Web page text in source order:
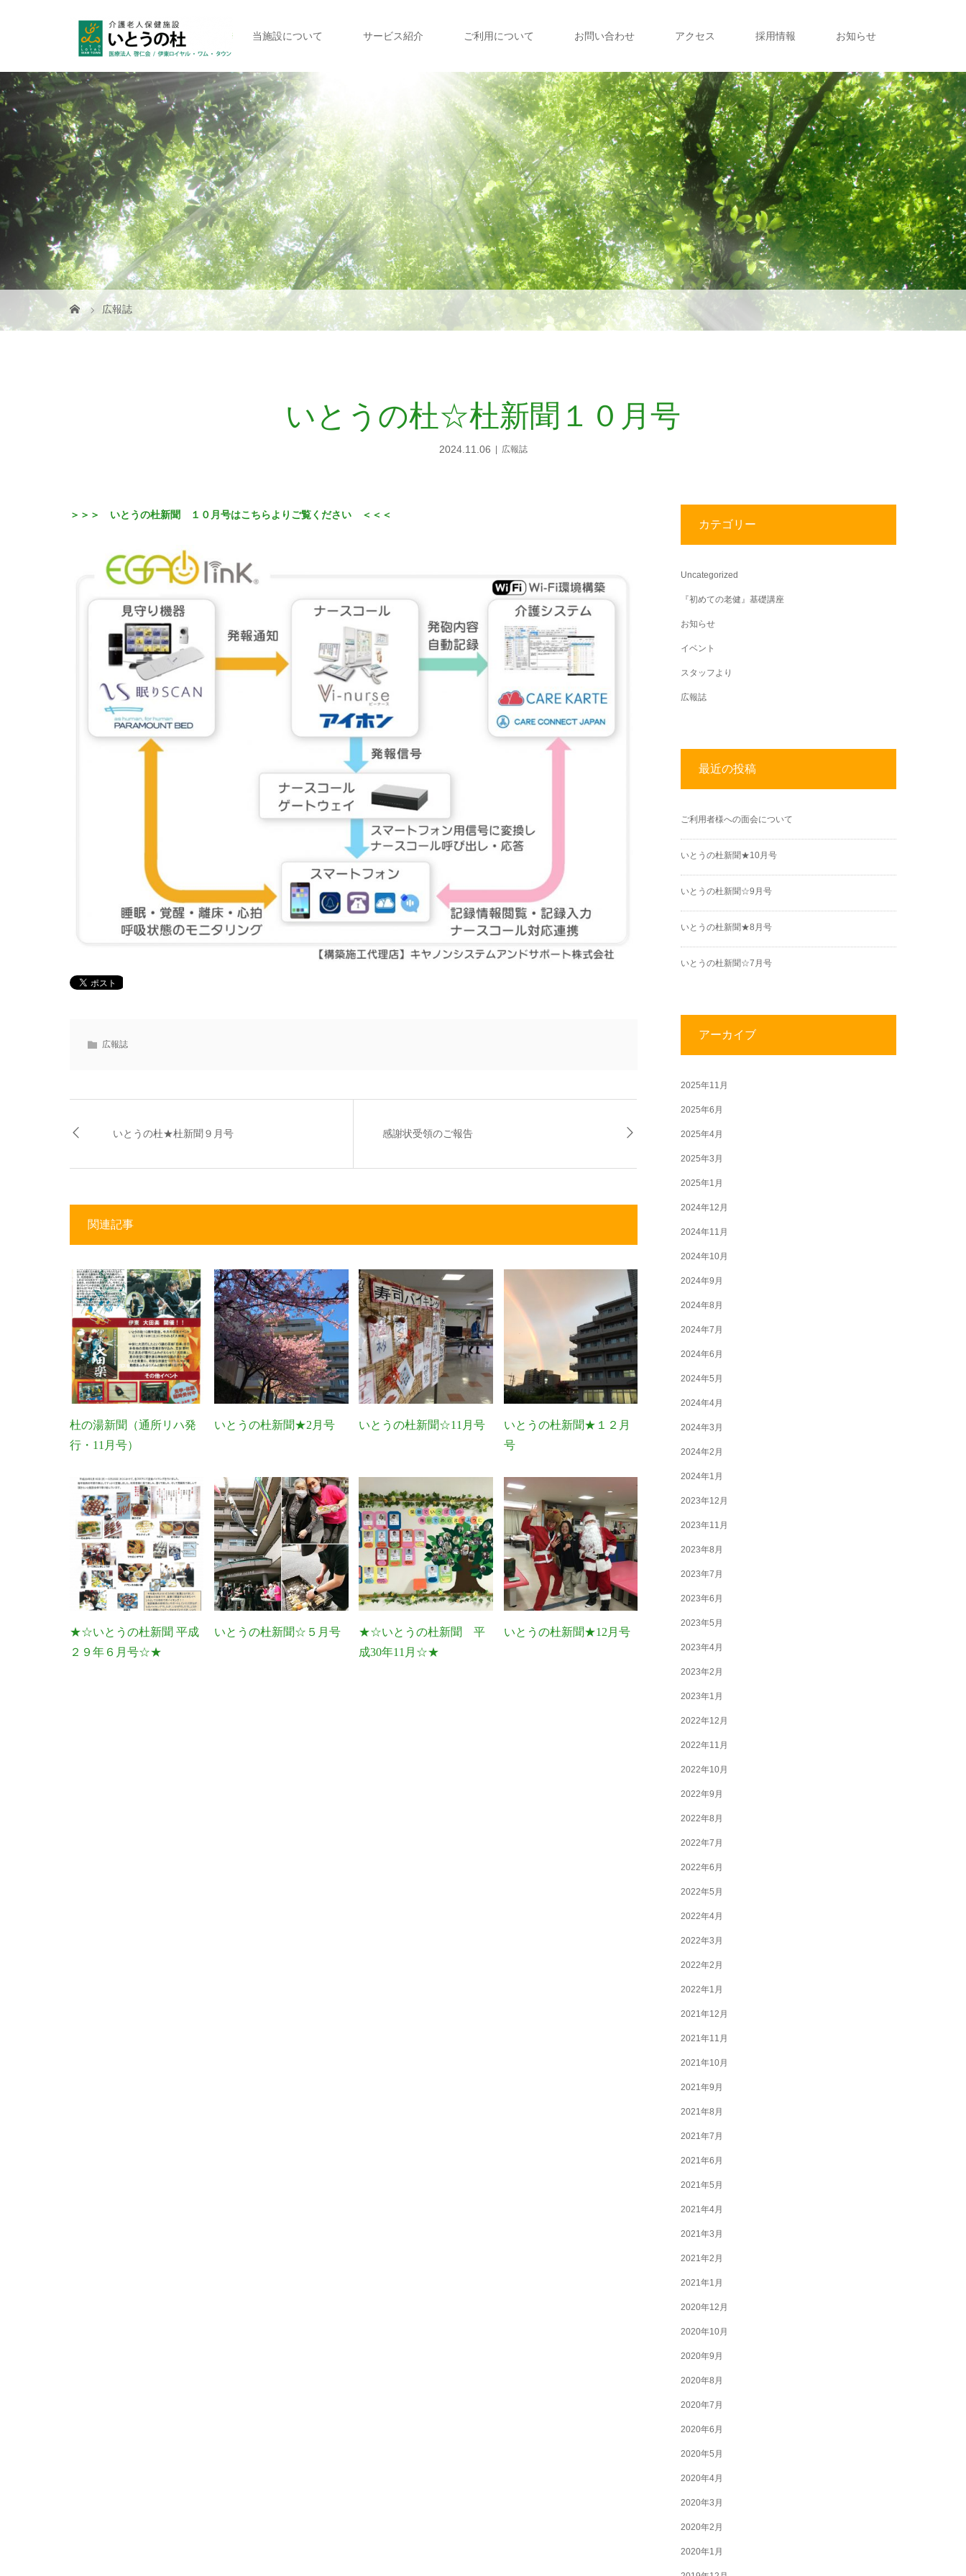
当施設について サービス紹介 ご利用について お問い合わせ アクセス 採用情報 お知らせ
広報誌
いとうの杜☆杜新聞１０月号
2024.11.06 広報誌
＞＞＞ いとうの杜新聞 １０月号はこちらよりご覧ください ＜＜＜
広報誌
いとうの杜★杜新聞９月号 感謝状受領のご報告
関連記事
杜の湯新聞（通所リハ発
行・11月号）
いとうの杜新聞★2月号 いとうの杜新聞☆11月号
いとうの杜新聞★１２月
号
★☆いとうの杜新聞 平成
２９年６月号☆★
いとうの杜新聞☆５月号
★☆いとうの杜新聞 平
成30年11月☆★
いとうの杜新聞★12月号
カテゴリー
Uncategorized
『初めての老健』基礎講座
お知らせ
イベント
スタッフより
広報誌
最近の投稿
ご利用者様への面会について
いとうの杜新聞★10月号
いとうの杜新聞☆9月号
いとうの杜新聞★8月号
いとうの杜新聞☆7月号
アーカイブ
2025年11月
2025年6月
2025年4月
2025年3月
2025年1月
2024年12月
2024年11月
2024年10月
2024年9月
2024年8月
2024年7月
2024年6月
2024年5月
2024年4月
2024年3月
2024年2月
2024年1月
2023年12月
2023年11月
2023年8月
2023年7月
2023年6月
2023年5月
2023年4月
2023年2月
2023年1月
2022年12月
2022年11月
2022年10月
2022年9月
2022年8月
2022年7月
2022年6月
2022年5月
2022年4月
2022年3月
2022年2月
2022年1月
2021年12月
2021年11月
2021年10月
2021年9月
2021年8月
2021年7月
2021年6月
2021年5月
2021年4月
2021年3月
2021年2月
2021年1月
2020年12月
2020年10月
2020年9月
2020年8月
2020年7月
2020年6月
2020年5月
2020年4月
2020年3月
2020年2月
2020年1月